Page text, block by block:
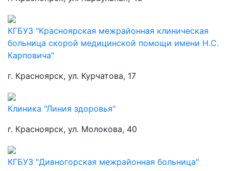
КГБУЗ "Красноярская межрайонная клиническая
больница скорой медицинской помощи имени Н.С.
Карповича"
г. Красноярск, ул. Курчатова, 17
Клиника "Линия здоровья"
г. Красноярск, ул. Молокова, 40
КГБУЗ "Дивногорская межрайонная больница"